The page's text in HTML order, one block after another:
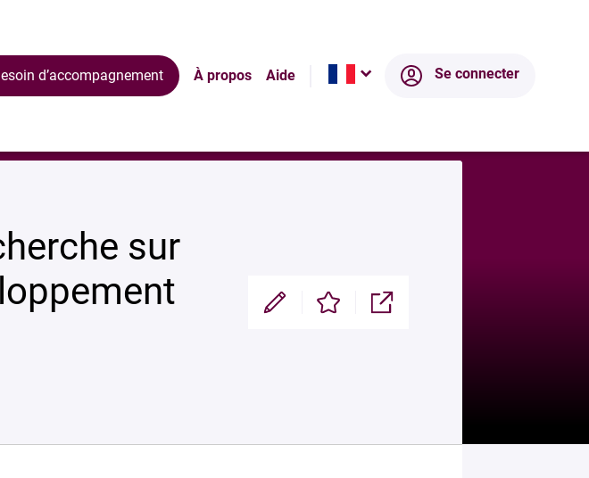
d’accompagnement À propos Aide Se connecter
sur
Modifier Enregistrer Partager